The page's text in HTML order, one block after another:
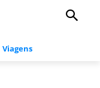
Viagens